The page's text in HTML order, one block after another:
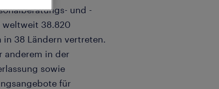
und -
38.820
38 Ländern vertreten.
anderem in der
sowie
für